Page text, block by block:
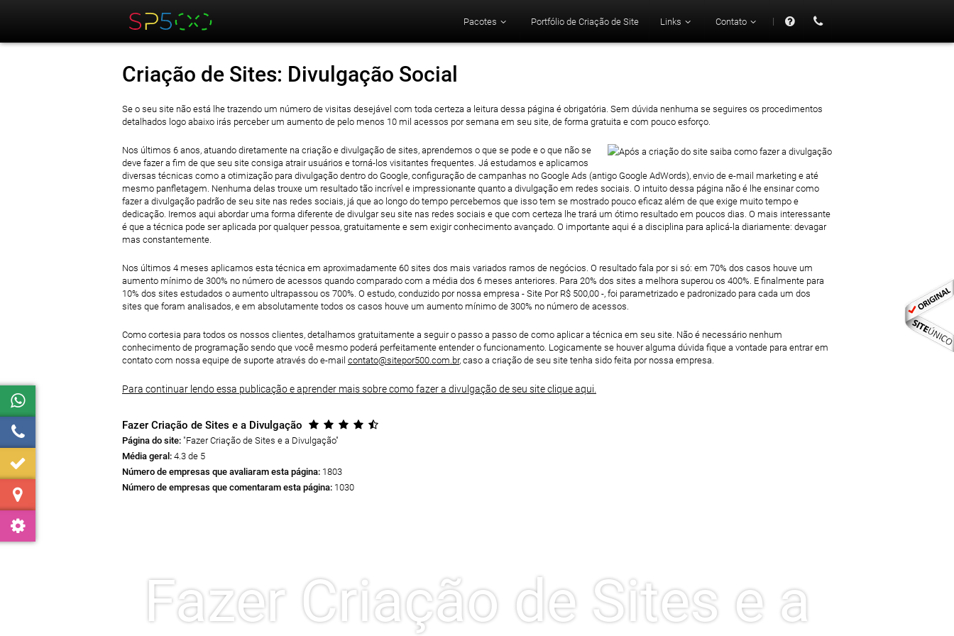
Pacotes Portfólio de Criação de Site Links Contato | 47 mil
Criação de Sites: Divulgação Social
Se o seu site não está lhe trazendo um número de visitas desejável com toda certeza a leitura dessa página é obrigatória. Sem dúvida nenhuma se seguires os procedimentos
detalhados logo abaixo irás perceber um aumento de pelo menos 10 mil acessos por semana em seu site, de forma gratuita e com pouco esforço.
Nos últimos 6 anos, atuando diretamente na criação e divulgação de sites, aprendemos o que se pode e o que não se
deve fazer a fim de que seu site consiga atrair usuários e torná-los visitantes frequentes. Já estudamos e aplicamos
diversas técnicas como a otimização para divulgação dentro do Google, configuração de campanhas no Google Ads (antigo Google AdWords), envio de e-mail marketing e até
mesmo panfletagem. Nenhuma delas trouxe um resultado tão incrível e impressionante quanto a divulgação em redes sociais. O intuito dessa página não é lhe ensinar como
fazer a divulgação padrão de seu site nas redes sociais, já que ao longo do tempo percebemos que isso tem se mostrado pouco eficaz além de que exige muito tempo e
dedicação. Iremos aqui abordar uma forma diferente de divulgar seu site nas redes sociais e que com certeza lhe trará um ótimo resultado em poucos dias. O mais interessante
é que a técnica pode ser aplicada por qualquer pessoa, gratuitamente e sem exigir conhecimento avançado. O importante aqui é a disciplina para aplicá-la diariamente: devagar
mas constantemente.
Nos últimos 4 meses aplicamos esta técnica em aproximadamente 60 sites dos mais variados ramos de negócios. O resultado fala por si só: em 70% dos casos houve um
aumento mínimo de 300% no número de acessos quando comparado com a média dos 6 meses anteriores. Para 20% dos sites a melhora superou os 400%. E finalmente para
10% dos sites estudados o aumento ultrapassou os 700%. O estudo, conduzido por nossa empresa - Site Por R$ 500,00 -, foi parametrizado e padronizado para cada um dos
sites que foram analisados, e em absolutamente todos os casos houve um aumento mínimo de 300% no número de acessos.
Como cortesia para todos os nossos clientes, detalhamos gratuitamente a seguir o passo a passo de como aplicar a técnica em seu site. Não é necessário nenhum
conhecimento de programação sendo que você mesmo poderá perfeitamente entender o funcionamento. Logicamente se houver alguma dúvida fique a vontade para entrar em
contato com nossa equipe de suporte através do e-mail contato@sitepor500.com.br, caso a criação de seu site tenha sido feita por nossa empresa.
Para continuar lendo essa publicação e aprender mais sobre como fazer a divulgação de seu site clique aqui.
Fazer Criação de Sites e a Divulgação
Página do site: "Fazer Criação de Sites e a Divulgação"
Média geral: 4.3 de 5
Número de empresas que avaliaram esta página: 1803
Número de empresas que comentaram esta página: 1030
Fazer Criação de Sites e a